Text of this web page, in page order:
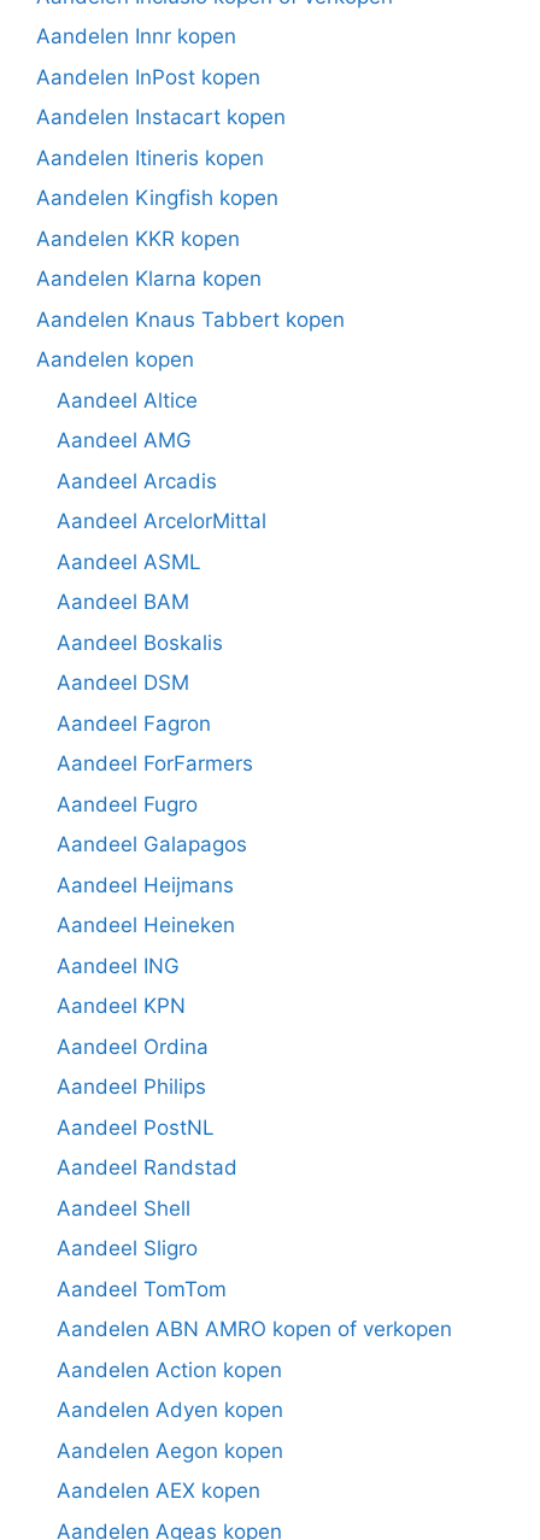
Aandelen Innr kopen
Aandelen InPost kopen
Aandelen Instacart kopen
Aandelen Itineris kopen
Aandelen Kingfish kopen
Aandelen KKR kopen
Aandelen Klarna kopen
Aandelen Knaus Tabbert kopen
Aandelen kopen
Aandeel Altice
Aandeel AMG
Aandeel Arcadis
Aandeel ArcelorMittal
Aandeel ASML
Aandeel BAM
Aandeel Boskalis
Aandeel DSM
Aandeel Fagron
Aandeel ForFarmers
Aandeel Fugro
Aandeel Galapagos
Aandeel Heijmans
Aandeel Heineken
Aandeel ING
Aandeel KPN
Aandeel Ordina
Aandeel Philips
Aandeel PostNL
Aandeel Randstad
Aandeel Shell
Aandeel Sligro
Aandeel TomTom
Aandelen ABN AMRO kopen of verkopen
Aandelen Action kopen
Aandelen Adyen kopen
Aandelen Aegon kopen
Aandelen AEX kopen
Aandelen Ageas kopen